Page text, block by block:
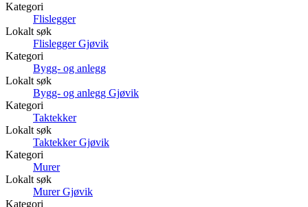
Kategori
Flislegger
Lokalt søk
Flislegger Gjøvik
Kategori
Bygg- og anlegg
Lokalt søk
Bygg- og anlegg Gjøvik
Kategori
Taktekker
Lokalt søk
Taktekker Gjøvik
Kategori
Murer
Lokalt søk
Murer Gjøvik
Kategori